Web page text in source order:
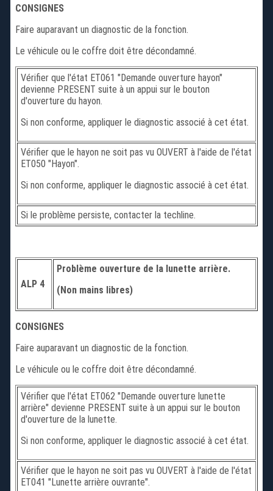
CONSIGNES
Faire auparavant un diagnostic de la fonction.
Le véhicule ou le coffre doit être décondamné.
Vérifier que l'état ET061 "Demande ouverture hayon"
devienne PRESENT suite à un appui sur le bouton
d'ouverture du hayon.
Si non conforme, appliquer le diagnostic associé à cet état.
Vérifier que le hayon ne soit pas vu OUVERT à l'aide de l'état
ET050 "Hayon".
Si non conforme, appliquer le diagnostic associé à cet état.
Si le problème persiste, contacter la techline.
ALP 4
Problème ouverture de la lunette arrière.
(Non mains libres)
CONSIGNES
Faire auparavant un diagnostic de la fonction.
Le véhicule ou le coffre doit être décondamné.
Vérifier que l'état ET062 "Demande ouverture lunette
arrière" devienne PRESENT suite à un appui sur le bouton
d'ouverture de la lunette.
Si non conforme, appliquer le diagnostic associé à cet état.
Vérifier que le hayon ne soit pas vu OUVERT à l'aide de l'état
ET041 "Lunette arrière ouvrante".